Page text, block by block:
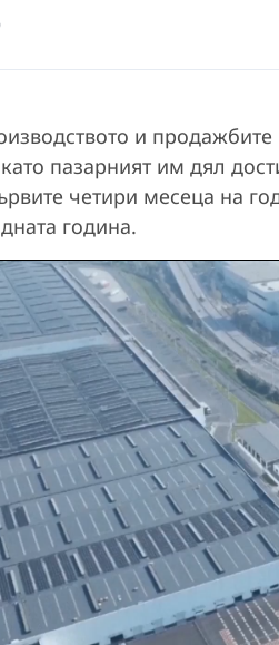
и
като пазарният им дял
четири месеца на
година.